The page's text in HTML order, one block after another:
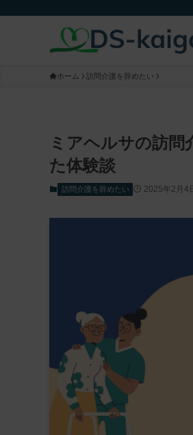
ホーム 訪問介護を辞めたい
ミアヘルサの訪
た体験談
訪問介護を辞めたい 2025年2月4